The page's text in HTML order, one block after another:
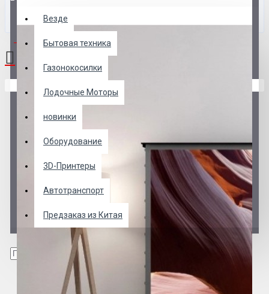
Везде
Бытовая техника
Газонокосилки
Лодочные Моторы
новинки
Оборудование
3D-Принтеры
Автотранспорт
Предзаказ из Китая
0 товар(ов) - 0 р.